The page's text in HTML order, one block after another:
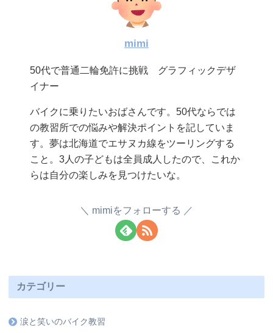
mimi
50代で普通二輪免許に挑戦 グラフィックデザ
イナー
バイクに乗りたいおばさんです。50代ならでは
の教習所での悩みや解決ポイントを記していま
す。夢は北海道でエサヌカ線をツーリングする
こと。3人の子どもは全員成人したので、これか
らは自分の楽しみを見つけたいな。
mimiをフォローする
カテゴリー
涙と笑いのバイク教習